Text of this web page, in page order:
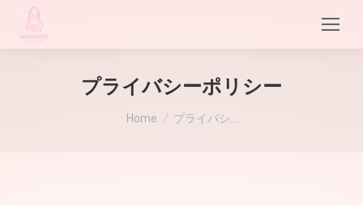
プライバシーポリシー
現在地:
Home プライバシ…